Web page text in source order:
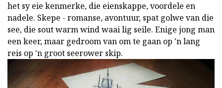
het sy eie kenmerke, die eienskappe, voordele en
nadele. Skepe - romanse, avontuur, spat golwe van die
see, die sout warm wind waai lig seile. Enige jong man
een keer, maar gedroom van om te gaan op 'n lang
reis op 'n groot seerower skip.